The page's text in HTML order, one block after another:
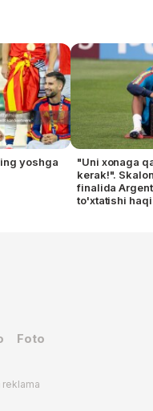
yoshga
"Uni xonaga
kerak!".
finalida
to'xtatishi
Foto
reklama